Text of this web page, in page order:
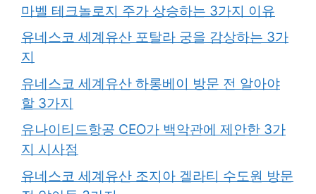
마벨 테크놀로지 주가 상승하는 3가지 이유
유네스코 세계유산 포탈라 궁을 감상하는 3가
지
유네스코 세계유산 하롱베이 방문 전 알아야
할 3가지
유나이티드항공 CEO가 백악관에 제안한 3가
지 시사점
유네스코 세계유산 조지아 겔라티 수도원 방문